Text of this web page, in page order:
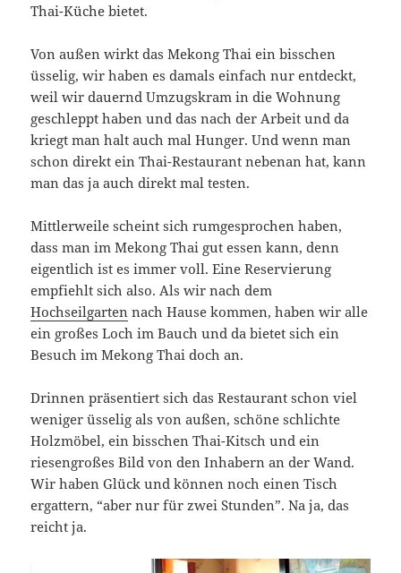
Thai-Küche bietet.
Von außen wirkt das Mekong Thai ein bisschen
üsselig, wir haben es damals einfach nur entdeckt,
weil wir dauernd Umzugskram in die Wohnung
geschleppt haben und das nach der Arbeit und da
kriegt man halt auch mal Hunger. Und wenn man
schon direkt ein Thai-Restaurant nebenan hat, kann
man das ja auch direkt mal testen.
Mittlerweile scheint sich rumgesprochen haben,
dass man im Mekong Thai gut essen kann, denn
eigentlich ist es immer voll. Eine Reservierung
empfiehlt sich also. Als wir nach dem
Hochseilgarten nach Hause kommen, haben wir alle
ein großes Loch im Bauch und da bietet sich ein
Besuch im Mekong Thai doch an.
Drinnen präsentiert sich das Restaurant schon viel
weniger üsselig als von außen, schöne schlichte
Holzmöbel, ein bisschen Thai-Kitsch und ein
riesengroßes Bild von den Inhabern an der Wand.
Wir haben Glück und können noch einen Tisch
ergattern, “aber nur für zwei Stunden”. Na ja, das
reicht ja.